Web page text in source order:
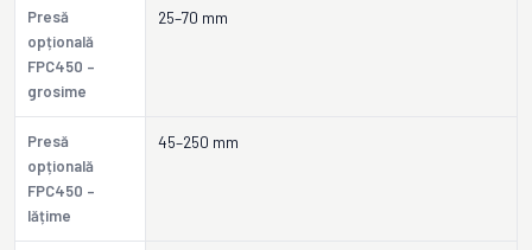
Presă
opțională
FPC450 –
grosime
25–70 mm
Presă
opțională
FPC450 –
lățime
45–250 mm